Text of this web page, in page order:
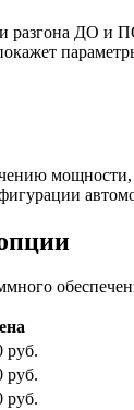
ДО и
руб.
руб.
руб.